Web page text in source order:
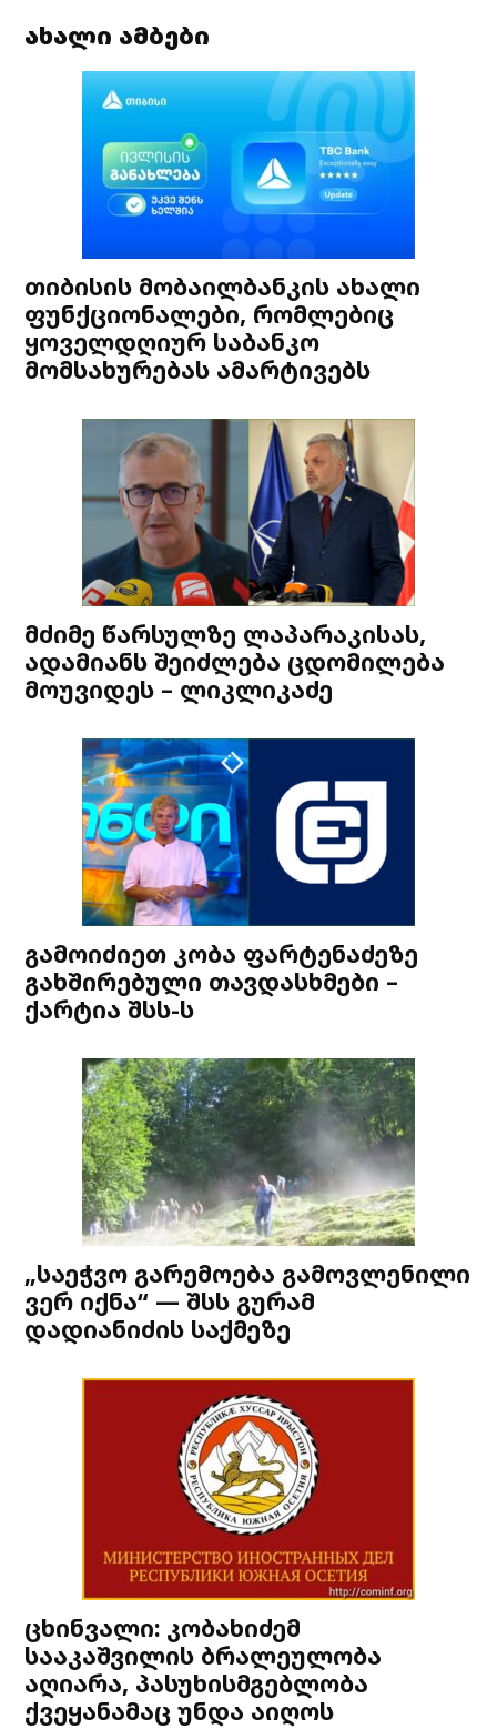
ახალი ამბები
თიბისის მობაილბანკის ახალი
ფუნქციონალები, რომლებიც
ყოველდღიურ საბანკო
მომსახურებას ამარტივებს
მძიმე წარსულზე ლაპარაკისას,
ადამიანს შეიძლება ცდომილება
მოუვიდეს – ლიკლიკაძე
გამოიძიეთ კობა ფარტენაძეზე
გახშირებული თავდასხმები –
ქარტია შსს-ს
„საეჭვო გარემოება გამოვლენილი
ვერ იქნა“ — შსს გურამ
დადიანიძის საქმეზე
ცხინვალი: კობახიძემ
სააკაშვილის ბრალეულობა
აღიარა, პასუხისმგებლობა
ქვეყანამაც უნდა აიღოს